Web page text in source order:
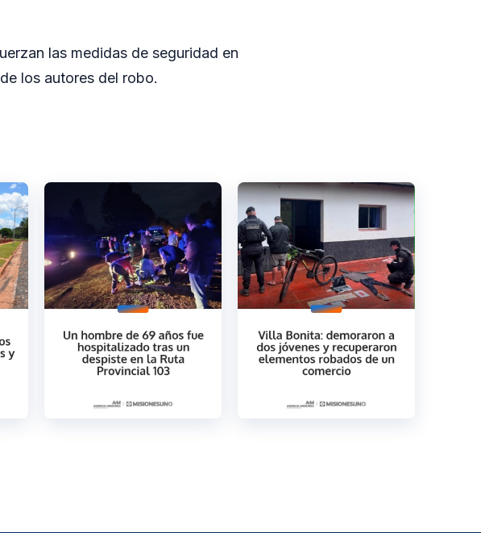
las medidas de seguridad en
los autores del robo.